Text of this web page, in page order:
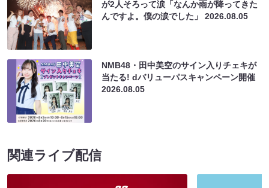
が2人そろって涙「なんか雨が降ってきた
んですよ。僕の涙でした」2026.08.05
NMB48・田中美空のサイン入りチェキが
当たる! dバリューパスキャンペーン開催
2026.08.05
関連ライブ配信